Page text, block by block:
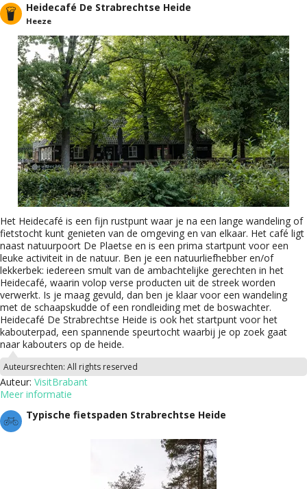
Heidecafé De Strabrechtse Heide
Heeze
Het Heidecafé is een fijn rustpunt waar je na een lange wandeling of
fietstocht kunt genieten van de omgeving en van elkaar. Het café ligt
naast natuurpoort De Plaetse en is een prima startpunt voor een
leuke activiteit in de natuur. Ben je een natuurliefhebber en/of
lekkerbek: iedereen smult van de ambachtelijke gerechten in het
Heidecafé, waarin volop verse producten uit de streek worden
verwerkt. Is je maag gevuld, dan ben je klaar voor een wandeling
met de schaapskudde of een rondleiding met de boswachter.
Heidecafé De Strabrechtse Heide is ook het startpunt voor het
kabouterpad, een spannende speurtocht waarbij je op zoek gaat
naar kabouters op de heide.
Auteursrechten: All rights reserved
Auteur: VisitBrabant
Meer informatie
Typische fietspaden Strabrechtse Heide